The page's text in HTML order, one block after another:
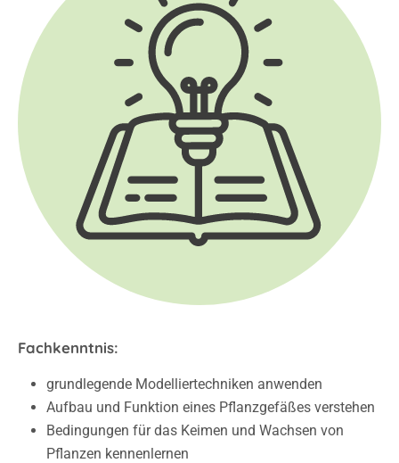
Fachkenntnis:
grundlegende Modelliertechniken anwenden
Aufbau und Funktion eines Pflanzgefäßes verstehen
Bedingungen für das Keimen und Wachsen von
Pflanzen kennenlernen